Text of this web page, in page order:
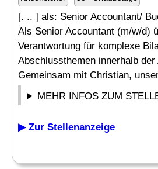
[. .. ] als: Senior Accountant/
Als Senior Accountant (m/w/d)
Verantwortung für komplexe
Abschlussthemen innerhalb der
Gemeinsam mit Christian,
MEHR INFOS ZUM
▶ Zur Stellenanzeige